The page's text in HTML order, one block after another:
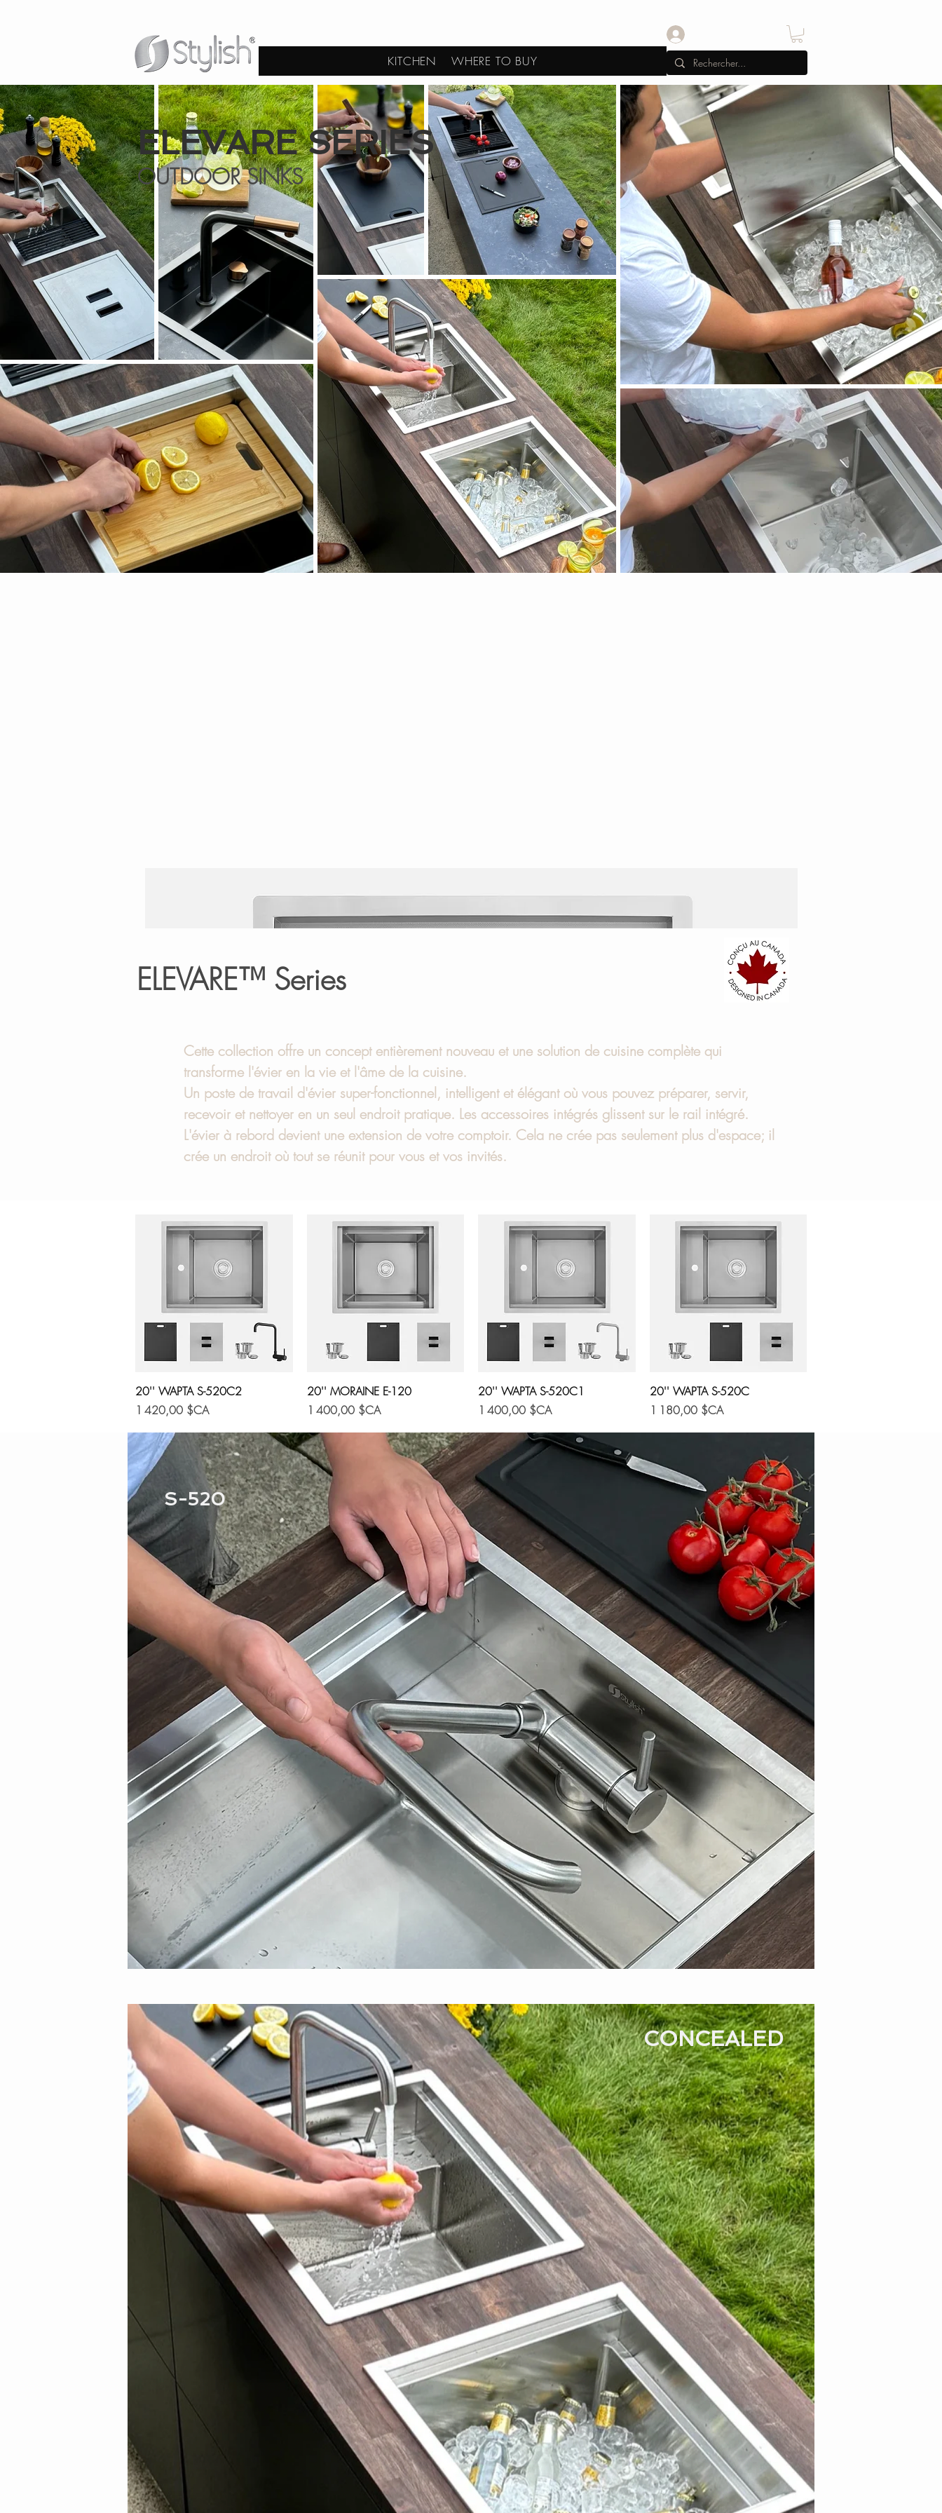
KITCHEN WHERE TO BUY
ELEVARE SERIES
OUTDOOR SINKS
Aperçu rapide
20'' WAPTA S-520C2
ELEVARE™ Series
Cette collection offre un concept entièrement nouveau et une solution de cuisine complète qui
transforme l'évier en la vie et l'âme de la cuisine.
Un poste de travail d'évier super-fonctionnel, intelligent et élégant où vous pouvez préparer, servir,
recevoir et nettoyer en un seul endroit pratique. Les accessoires intégrés glissent sur le rail intégré.
L'évier à rebord devient une extension de votre comptoir. Cela ne crée pas seulement plus d'espace; il
crée un endroit où tout se réunit pour vous et vos invités.
Aperçu rapide
20'' WAPTA S-520C2
Prix
1 420,00 $CA
Aperçu rapide
20'' MORAINE E-120
Prix
1 400,00 $CA
Aperçu rapide
20'' WAPTA S-520C1
Prix
1 400,00 $CA
Aperçu rapide
20'' WAPTA S-520C
Prix
1 180,00 $CA
S-520
CONCEALED